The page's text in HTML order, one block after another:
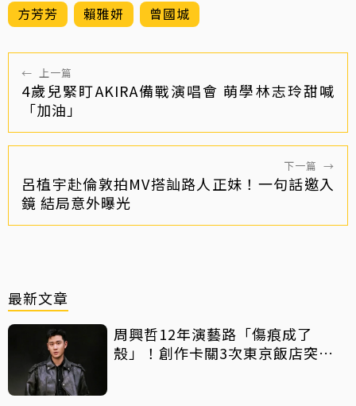
方芳芳 賴雅妍 曾國城
← 上一篇
4歲兒緊盯AKIRA備戰演唱會 萌學林志玲甜喊
「加油」
下一篇 →
呂植宇赴倫敦拍MV搭訕路人正妹！一句話邀入
鏡 結局意外曝光
最新文章
周興哲12年演藝路「傷痕成了
殼」！創作卡關3次東京飯店突找